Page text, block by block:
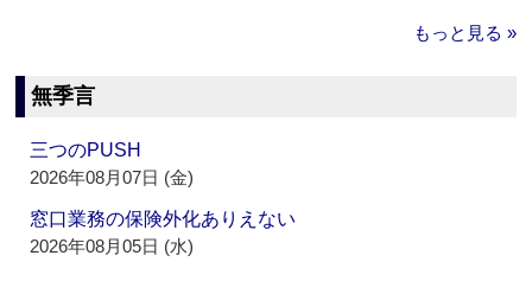
もっと見る »
無季言
三つのPUSH
2026年08月07日 (金)
窓口業務の保険外化ありえない
2026年08月05日 (水)